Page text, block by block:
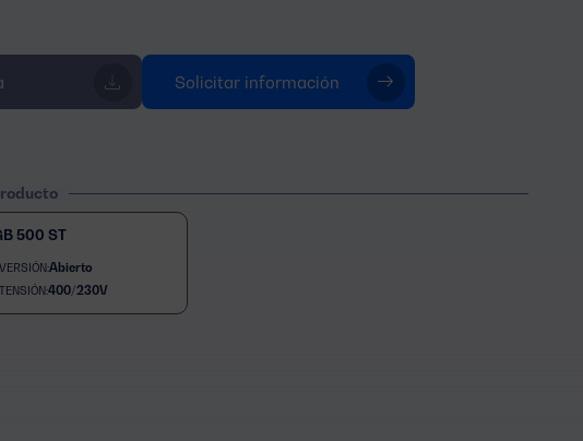
Solicitar información
500 ST
VERSIÓN:Abierto
400/230V